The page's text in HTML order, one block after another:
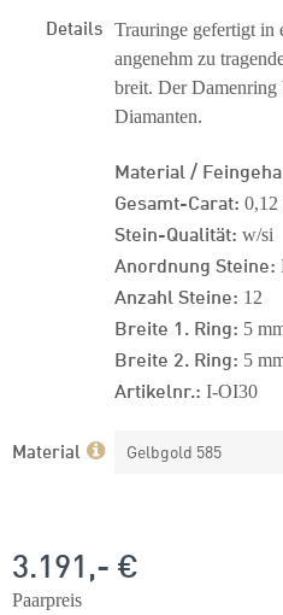
Details Trauringe gefertigt in
angenehm zu
breit. Der Damenring
Diamanten.
Material /
Gesamt-Carat: 0,12
Stein-Qualität: w/si
Anordnung Steine:
Anzahl Steine: 12
Breite 1. Ring: 5
Breite 2. Ring: 5
Artikelnr.: I-OI30
Material Gelbgold 585
3.191,- €
Paarpreis